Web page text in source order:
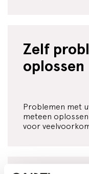
Zelf
oplossen
Problemen met
meteen
voor